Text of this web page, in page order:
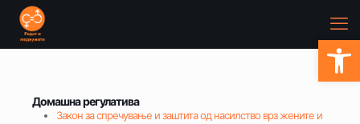
Домашна регулатива
Закон за спречување и заштита од насилство врз жените и